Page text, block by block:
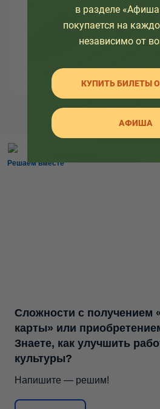
Решаем вместе
Сложности с получением
карты» или
Знаете, как улучшить
культуры?
Напишите — решим!
в разделе
покупается на
независимо от
КУПИТЬ БИЛЕТЫ
АФИША